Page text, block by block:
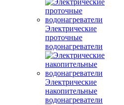
Электрические
проточные
водонагреватели
Электрические
накопительные
водонагреватели